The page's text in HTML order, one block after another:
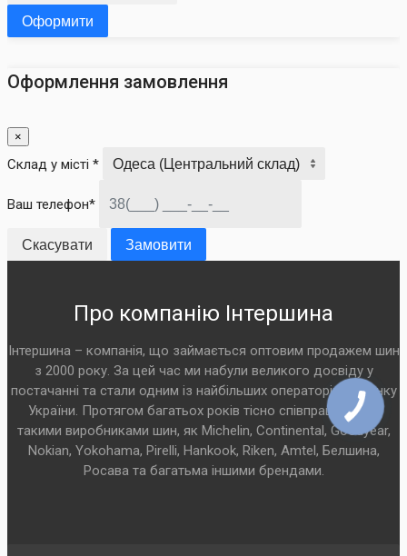
Оформити
Оформлення замовлення
×
Склад у місті *
Ваш телефон*
Скасувати Замовити
Про компанію Інтершина
Інтершина – компанія, що займається оптовим продажем шин
з 2000 року. За цей час ми набули великого досвіду у
постачанні та стали одним із найбільших операторів на ринку
України. Протягом багатьох років тісно співпрацюємо з
такими виробниками шин, як Michelin, Continental, Goodyear,
Nokian, Yokohama, Pirelli, Hankook, Riken, Amtel, Белшина,
Росава та багатьма іншими брендами.